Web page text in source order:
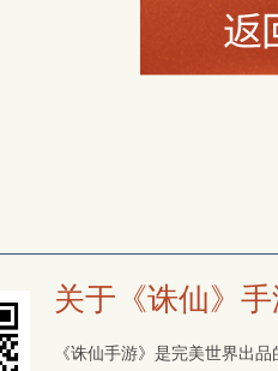
关于《诛仙》
《诛仙手游》是完美世界出